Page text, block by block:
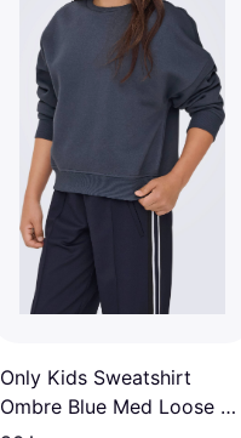
Only Kids Sweatshirt
Ombre Blue Med Loose Fit